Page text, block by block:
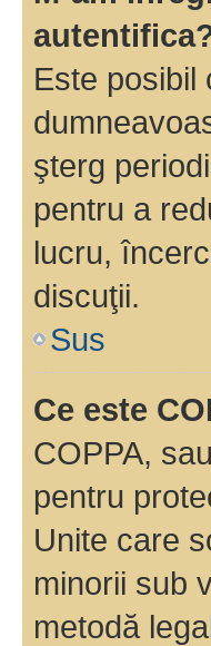
Este posibil
şterg
pentru a
lucru,
discuţii.
Sus
Ce este
COPPA,
pentru
Unite care
minorii sub
metodă